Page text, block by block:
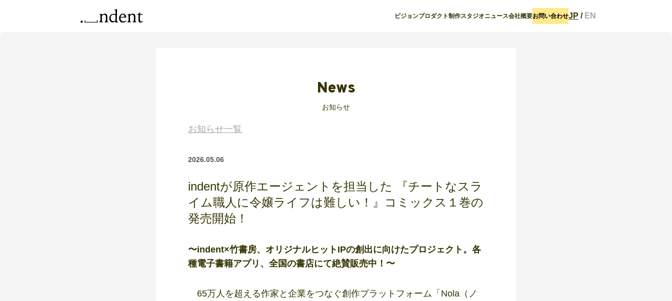
ビジョンプロダクト制作スタジオニュース会社概要お問い合わせJP / EN
News
お知らせ
お知らせ一覧
2026.05.06
indentが原作エージェントを担当した 『チートなスラ
イム職人に令嬢ライフは難しい！』コミックス１巻の
発売開始！
〜indent×竹書房、オリジナルヒットIPの創出に向けたプロジェクト。各
種電子書籍アプリ、全国の書店にて絶賛販売中！〜
65万人を超える作家と企業をつなぐ創作プラットフォーム「Nola（ノ